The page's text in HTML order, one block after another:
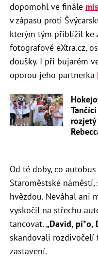
dopomohl ve finále
v zápasu proti
kterým tým přiblížil ke
fotografové eXtra.cz,
doušky. I při bujarém
oporou jeho partnerka
rozjetý
Od té doby, co
Staroměstské
hvězdou. Neváhal ani
vyskočil na střechu
tancovat. „David, pí*o,
skandovali rozdivočelí
zastavení.